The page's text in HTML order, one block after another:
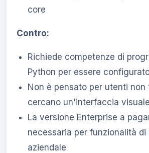
core
Contro:
Richiede competenze di
Python per essere
Non è pensato per utenti non
cercano un'interfaccia
La versione Enterprise a
necessaria per funzionalità di
aziendale